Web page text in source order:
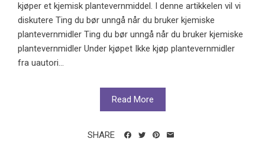
kjøper et kjemisk plantevernmiddel. I denne artikkelen vil vi
diskutere Ting du bør unngå når du bruker kjemiske
plantevernmidler Ting du bør unngå når du bruker kjemiske
plantevernmidler Under kjøpet Ikke kjøp plantevernmidler
fra uautori...
Read More
SHARE